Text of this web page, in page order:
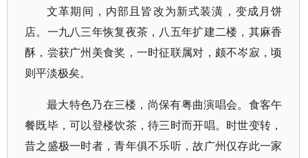
文革期间，内部且皆改为新式装潢，变成月饼
店。一九八三年恢复夜茶，八五年扩建二楼，其麻香
酥，尝获广州美食奖，一时征联属对，颇不岑寂，顷
则平淡极矣。
最大特色乃在三楼，尚保有粤曲演唱会。食客午
餐既毕，可以登楼饮茶，待三时而开唱。时世变转，
昔之盛极一时者，青年俱不乐听，故广州仅存此一家